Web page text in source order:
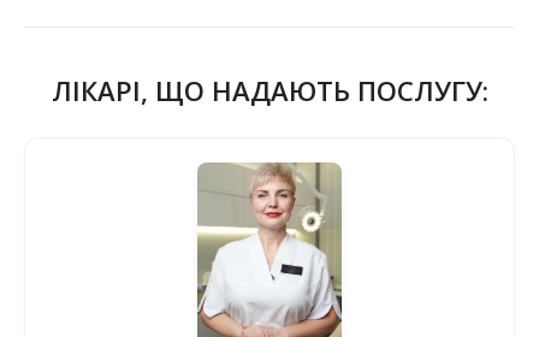
ЛІКАРІ, ЩО НАДАЮТЬ ПОСЛУГУ: